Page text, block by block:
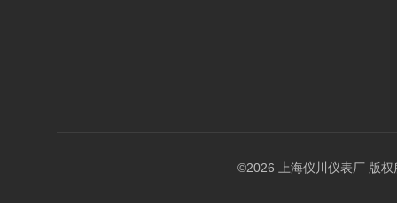
©2026 上海仪川仪表厂 版